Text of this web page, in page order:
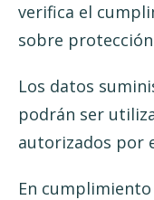
verifica el
sobre
Los datos
podrán ser
autorizados por
En